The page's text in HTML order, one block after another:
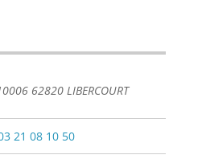
62820 LIBERCOURT
21 08 10 50